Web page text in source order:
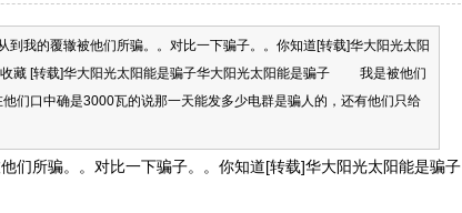
我的覆辙被他们所骗。。对比一下骗子。。你知道[转载]华大阳光太阳
收藏 [转载]华大阳光太阳能是骗子华大阳光太阳能是骗子 我是被他们
们口中确是3000瓦的说那一天能发多少电群是骗人的，还有他们只给
所骗。。对比一下骗子。。你知道[转载]华大阳光太阳能是骗子